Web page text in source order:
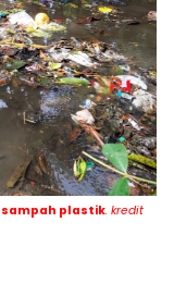
sampah plastik. kredit